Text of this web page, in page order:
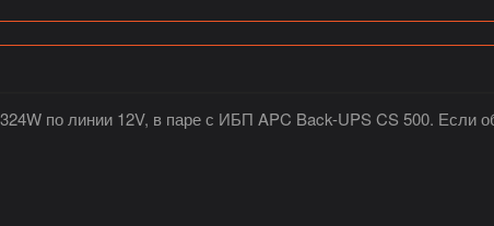
по линии 12V, в паре с ИБП APC Back-UPS CS 500. Если